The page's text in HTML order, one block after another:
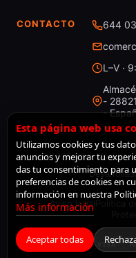
CONTACTO
644
L–V ·
-
-
© 2026 RiserMarket ·
Aviso legal
VISA
Esta página web usa
Utilizamos cookies y tus
anuncios y mejorar tu
das tu consentimiento para
preferencias de cookies en
información en nuestra
Más información
Aceptar todas